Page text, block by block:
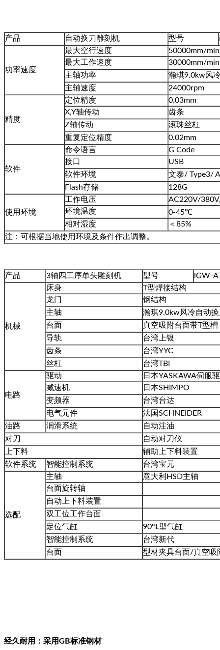
产品 自动换刀雕刻机 型号
功率速度
最大空行速度
50000mm/min
最大工作速度
30000mm/min
主轴功率
瀚琪9.0kw风
主轴速度
24000rpm
精度
定位精度
0.03mm
X,Y轴传动
齿条
Z轴传动
滚珠丝杠
重复定位精度
0.02mm
软件
命令语言
G Code
接口
USB
软件环境
文泰/ Type3/
Flash存储
128G
使用环境
工作电压
AC220V/
环境温度
0-45℃
相对湿度
＜85%
注：可根据当地使用环境及条件作出调整。
产品 3轴四工序单头雕刻机 型号 iGW-
机械
床身
T型焊接结构
龙门
钢结构
主轴
瀚琪9.0kw风冷自动
台面
真空吸附台面带T型槽
导轨
台湾上银
齿条
台湾YYC
丝杠
台湾TBI
电路
驱动
日本YASKAWA伺服
减速机
日本SHIMPO
变频器
台湾台达
电气元件
法国SCHNEIDER
油路
润滑系统
自动注油
对刀
自动对刀仪
上下料
辅助上下料装置
软件系统
智能控制系统 台湾宝元
选配
主轴
意大利HSD主轴
台面旋转轴
自动上下料装置
双工位工作台面
定位气缸
90°L型气缸
智能控制系统
台湾新代
台面
型材夹具台面/真空吸
经久耐用：采用GB标准钢材